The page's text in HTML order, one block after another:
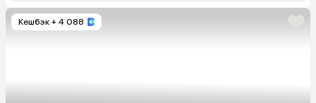
Кешбэк + 4 088